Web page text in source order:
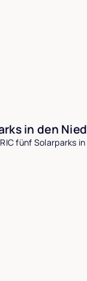
in den
fünf Solarparks